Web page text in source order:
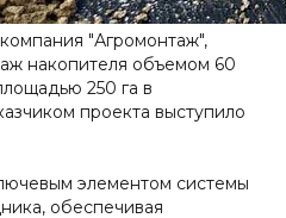
"Агромонтаж",
накопителя объемом 60
250 га в
проекта выступило
элементом системы
обеспечивая